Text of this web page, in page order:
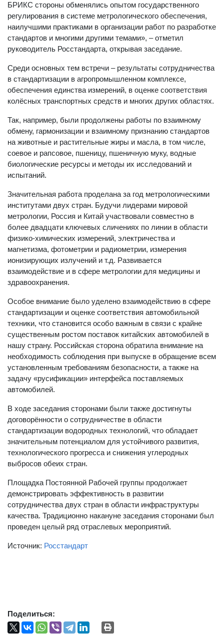
БРИКС стороны обменялись опытом государственного
регулирования в системе метрологического обеспечения,
наилучшими практиками в организации работ по разработке
стандартов и многими другими темами», – отметил
руководитель Росстандарта, открывая заседание.
Среди основных тем встречи – результаты сотрудничества
в стандартизации в агропромышленном комплексе,
обеспечения единства измерений, в оценке соответствия
колёсных транспортных средств и многих других областях.
Так, например, были продолжены работы по взаимному
обмену, гармонизации и взаимному признанию стандартов
на животные и растительные жиры и масла, в том числе,
соевое и рапсовое, пшеницу, пшеничную муку, водные
биологические ресурсы и методы их исследований и
испытаний.
Значительная работа проделана за год метрологическими
институтами двух стран. Будучи лидерами мировой
метрологии, Россия и Китай участвовали совместно в
более двадцати ключевых сличениях по линии в области
физико-химических измерений, электричества и
магнетизма, фотометрии и радиометрии, измерения
ионизирующих излучений и т.д. Развивается
взаимодействие и в сфере метрологии для медицины и
здравоохранения.
Особое внимание было уделено взаимодействию в сфере
стандартизации и оценке соответствия автомобильной
техники, что становится особо важным в связи с крайне
существенным ростом поставок китайских автомобилей в
нашу страну. Российская сторона обратила внимание на
необходимость соблюдения при выпуске в обращение всем
установленным требованиям безопасности, а также на
задачу «русификации» интерфейса поставляемых
автомобилей.
В ходе заседания сторонами были также достигнуты
договорённости о сотрудничестве в области
стандартизации водородных технологий, что обладает
значительным потенциалом для устойчивого развития,
технологического прогресса и снижения углеродных
выбросов обеих стран.
Площадка Постоянной Рабочей группы продолжает
демонстрировать эффективность в развитии
сотрудничества двух стран в области инфраструктуры
качества. Традиционно накануне заседания сторонами был
проведен целый ряд отраслевых мероприятий.
Источник: Росстандарт
Поделиться: